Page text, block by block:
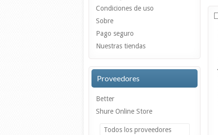
Condiciones de uso
Sobre
Pago seguro
Nuestras tiendas
Proveedores
Better
Shure Online Store
Todos los proveedores